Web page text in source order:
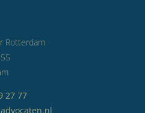
Rotterdam
27 77